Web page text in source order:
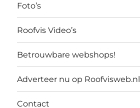
Foto’s
Roofvis Video’s
Betrouwbare webshops!
Adverteer nu op Roofvisweb.nl
Contact